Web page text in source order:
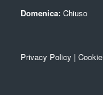
Domenica:Chiuso
Privacy Policy | Cookie